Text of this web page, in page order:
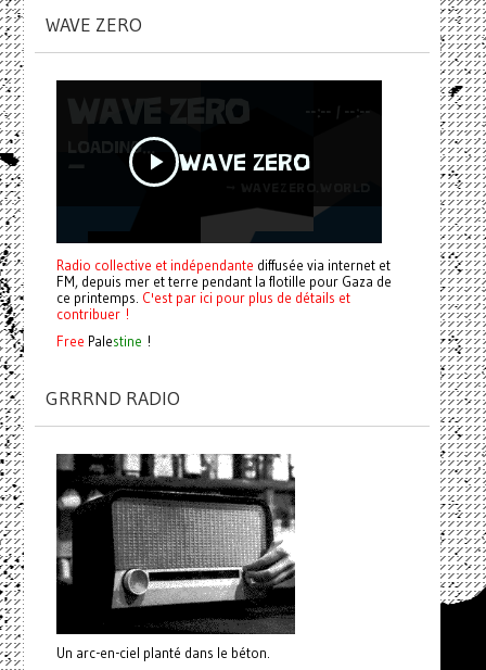
WAVE ZERO
Radio collective et indépendante diffusée via internet et
FM, depuis mer et terre pendant la flotille pour Gaza de
ce printemps. C'est par ici pour plus de détails et
contribuer !
Free Palestine !
GRRRND RADIO
Un arc-en-ciel planté dans le béton.